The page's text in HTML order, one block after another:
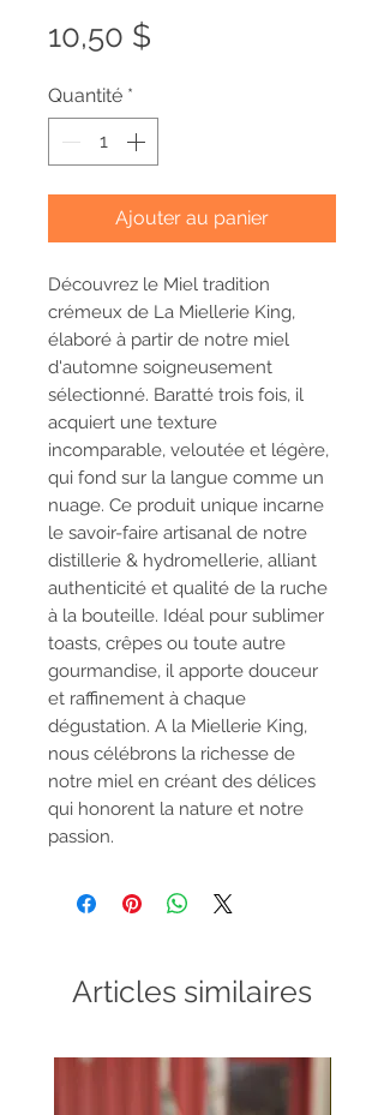
10,50 $
Quantité *
Ajouter au panier
Découvrez le Miel tradition
crémeux de La Miellerie King,
élaboré à partir de notre miel
d'automne soigneusement
sélectionné. Baratté trois fois, il
acquiert une texture
incomparable, veloutée et légère,
qui fond sur la langue comme un
nuage. Ce produit unique incarne
le savoir-faire artisanal de notre
distillerie & hydromellerie, alliant
authenticité et qualité de la ruche
à la bouteille. Idéal pour sublimer
toasts, crêpes ou toute autre
gourmandise, il apporte douceur
et raffinement à chaque
dégustation. A la Miellerie King,
nous célébrons la richesse de
notre miel en créant des délices
qui honorent la nature et notre
passion.
Articles similaires